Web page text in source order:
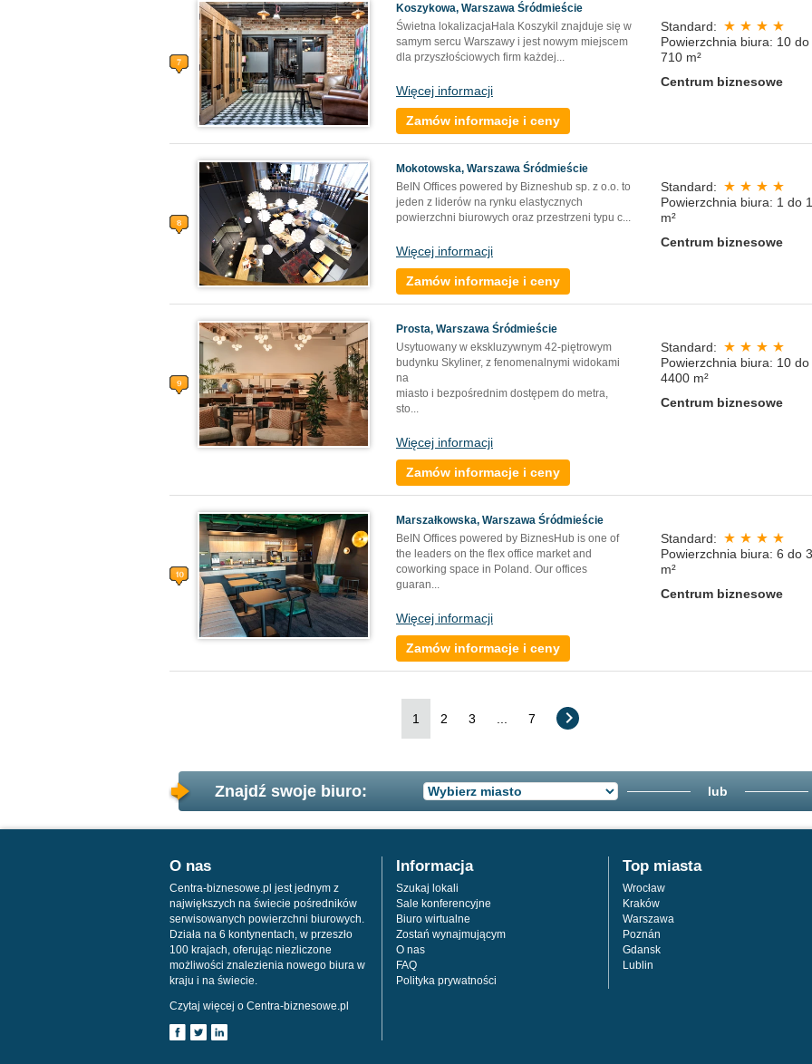
Koszykowa, Warszawa Śródmieście
Świetna lokalizacjaHala Koszykil znajduje się w
samym sercu Warszawy i jest nowym miejscem
dla przyszłościowych firm każdej...
Więcej informacji
Zamów informacje i ceny
Standard:
Powierzchnia biura: 10 do
710 m²
Centrum biznesowe
Mokotowska, Warszawa Śródmieście
BeIN Offices powered by Bizneshub sp. z o.o. to
jeden z liderów na rynku elastycznych
powierzchni biurowych oraz przestrzeni typu c...
Więcej informacji
Zamów informacje i ceny
Standard:
Powierzchnia biura: 1 do
m²
Centrum biznesowe
Prosta, Warszawa Śródmieście
Usytuowany w ekskluzywnym 42-piętrowym
budynku Skyliner, z fenomenalnymi widokami
na
miasto i bezpośrednim dostępem do metra,
sto...
Więcej informacji
Zamów informacje i ceny
Standard:
Powierzchnia biura: 10 do
4400 m²
Centrum biznesowe
Marszałkowska, Warszawa Śródmieście
BeIN Offices powered by BiznesHub is one of
the leaders on the flex office market and
coworking space in Poland. Our offices
guaran...
Więcej informacji
Zamów informacje i ceny
Standard:
Powierzchnia biura: 6 do
m²
Centrum biznesowe
1 2 3 7
Znajdź swoje biuro: lub
O nas
Centra-biznesowe.pl jest jednym z
największych na świecie pośredników
serwisowanych powierzchni biurowych.
Działa na 6 kontynentach, w przeszło
100 krajach, oferując niezliczone
możliwości znalezienia nowego biura w
kraju i na świecie.
Czytaj więcej o Centra-biznesowe.pl
Informacja
Szukaj lokali
Sale konferencyjne
Biuro wirtualne
Zostań wynajmującym
O nas
FAQ
Polityka prywatności
Top miasta
Wrocław
Kraków
Warszawa
Poznán
Gdansk
Lublin